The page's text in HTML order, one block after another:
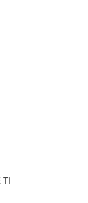
TI